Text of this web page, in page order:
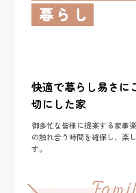
暮らし
快適で暮らし易さに
切にした家
御多忙な皆様に提案する家事
の触れ合う時間を確保し、楽
す。